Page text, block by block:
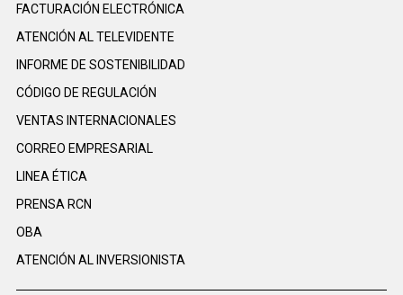
FACTURACIÓN ELECTRÓNICA
ATENCIÓN AL TELEVIDENTE
INFORME DE SOSTENIBILIDAD
CÓDIGO DE REGULACIÓN
VENTAS INTERNACIONALES
CORREO EMPRESARIAL
LINEA ÉTICA
PRENSA RCN
OBA
ATENCIÓN AL INVERSIONISTA